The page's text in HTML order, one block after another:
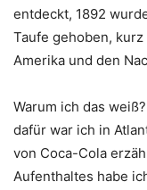
entdeckt, 1892
Taufe gehoben,
Amerika und den
Warum ich das
dafür war ich in
von Coca-Cola
Aufenthaltes habe